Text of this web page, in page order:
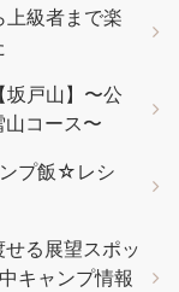
上級者まで楽
戸山】〜公
コース〜
プ飯☆レシ
る展望スポッ
キャンプ情報